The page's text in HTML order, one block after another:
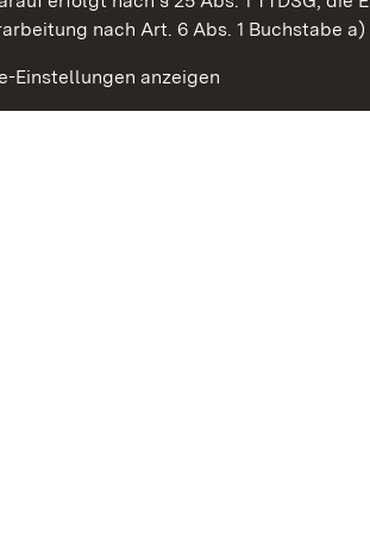
nach Art. 6 Abs. 1 Buchstabe a)
Einstellungen anzeigen